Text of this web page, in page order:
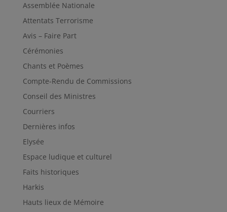
Assemblée Nationale
Attentats Terrorisme
Avis – Faire Part
Cérémonies
Chants et Poèmes
Compte-Rendu de Commissions
Conseil des Ministres
Courriers
Dernières infos
Elysée
Espace ludique et culturel
Faits historiques
Harkis
Hauts lieux de Mémoire